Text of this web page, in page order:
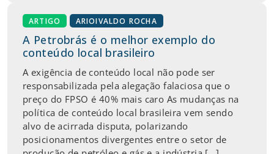
ARTIGO ARIOIVALDO ROCHA
A Petrobrás é o melhor exemplo do
conteúdo local brasileiro
A exigência de conteúdo local não pode ser
responsabilizada pela alegação falaciosa que o
preço do FPSO é 40% mais caro As mudanças na
política de conteúdo local brasileira vem sendo
alvo de acirrada disputa, polarizando
posicionamentos divergentes entre o setor de